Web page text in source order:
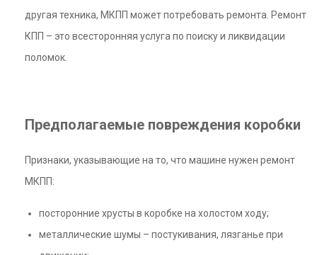
другая техника, МКПП может потребовать ремонта. Ремонт
КПП – это всесторонняя услуга по поиску и ликвидации
поломок.
Предполагаемые повреждения коробки
Признаки, указывающие на то, что машине нужен ремонт
МКПП:
посторонние хрусты в коробке на холостом ходу;
металлические шумы – постукивания, лязганье при